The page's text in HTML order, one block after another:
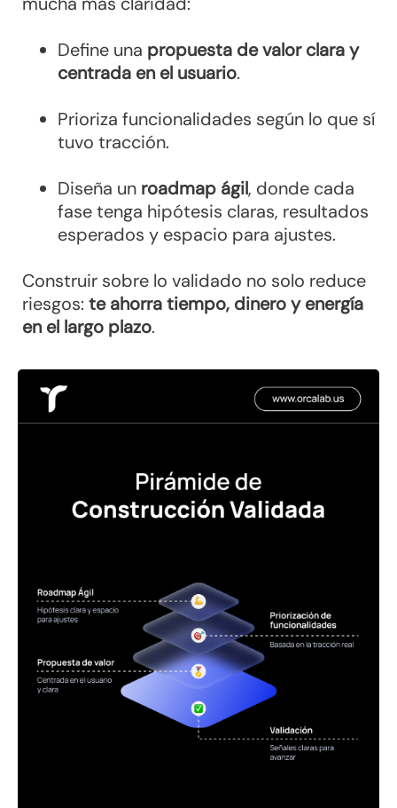
Define una propuesta de valor clara y
centrada en el usuario.
Prioriza funcionalidades según lo que sí
tuvo tracción.
Diseña un roadmap ágil, donde cada
fase tenga hipótesis claras, resultados
esperados y espacio para ajustes.
Construir sobre lo validado no solo reduce
riesgos: te ahorra tiempo, dinero y energía
en el largo plazo.